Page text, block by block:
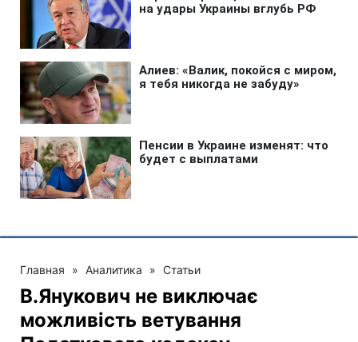
Главная » Аналитика » Статьи
В.Янукович не виключає
можливість ветування